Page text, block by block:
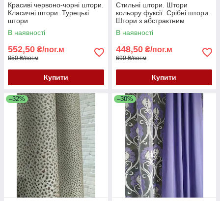
Красиві червоно-чорні штори.
Класичні штори. Турецькі
штори
В наявності
552,50 ₴/пог.м
850 ₴/пог.м
Купити
Стильні штори. Штори
кольору фуксії. Срібні штори.
Штори з абстрактним
малюнком. Красиві штори
В наявності
448,50 ₴/пог.м
690 ₴/пог.м
Купити
–32% –30%